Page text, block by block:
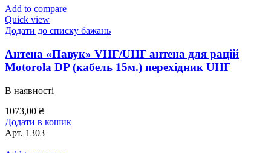
Add to compare
Quick view
Додати до списку бажань
Антена «Павук» VHF/UHF антена для рацій
Motorola DP (кабель 15м.) перехідник UHF
В наявності
1073,00 ₴
Додати в кошик
Арт. 1303